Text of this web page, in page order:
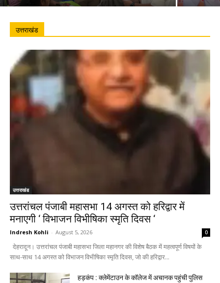
उत्तराखंड
उत्तराखंड
उत्तरांचल पंजाबी महासभा 14 अगस्त को हरिद्वार में
मनाएगी ‘ विभाजन विभीषिका स्मृति दिवस ‘
Indresh Kohli - August 5, 2026 0
देहरादून। उत्तरांचल पंजाबी महासभा जिला महानगर की विशेष बैठक में महत्वपूर्ण विषयों के
साथ-साथ 14 अगस्त को विभाजन विभीषिका स्मृति दिवस, जो की हरिद्वार...
हड़कंप : क्लेमेंटाउन के कॉलेज में अचानक पहुंची पुलिस